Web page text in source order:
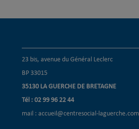
23 bis, avenue du Général Leclerc
BP 33015
35130 LA GUERCHE DE BRETAGNE
Tél : 02 99 96 22 44
mail : accueil@centresocial-laguerche.com